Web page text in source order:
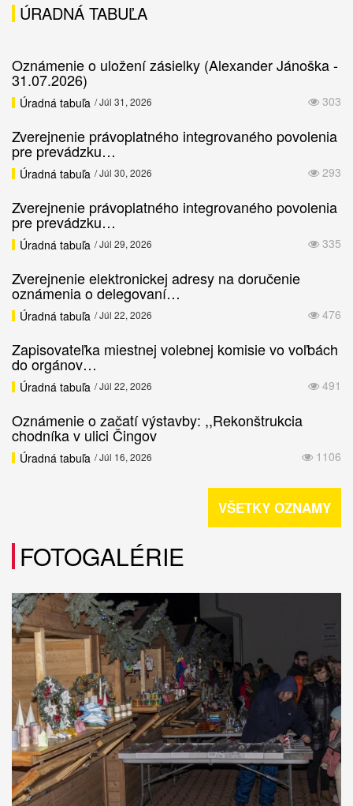
ÚRADNÁ TABUĽA
Oznámenie o uložení zásielky (Alexander Jánoška -
31.07.2026)
303
Úradná tabuľa / Júl 31, 2026
Zverejnenie právoplatného integrovaného povolenia
pre prevádzku…
293
Úradná tabuľa / Júl 30, 2026
Zverejnenie právoplatného integrovaného povolenia
pre prevádzku…
335
Úradná tabuľa / Júl 29, 2026
Zverejnenie elektronickej adresy na doručenie
oznámenia o delegovaní…
476
Úradná tabuľa / Júl 22, 2026
Zapisovateľka miestnej volebnej komisie vo voľbách
do orgánov…
491
Úradná tabuľa / Júl 22, 2026
Oznámenie o začatí výstavby: ,,Rekonštrukcia
chodníka v ulici Čingov
1106
Úradná tabuľa / Júl 16, 2026
VŠETKY OZNAMY
FOTOGALÉRIE